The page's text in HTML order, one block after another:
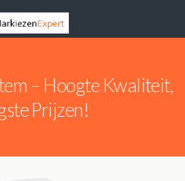
– Hoogte Kwaliteit,
Prijzen!